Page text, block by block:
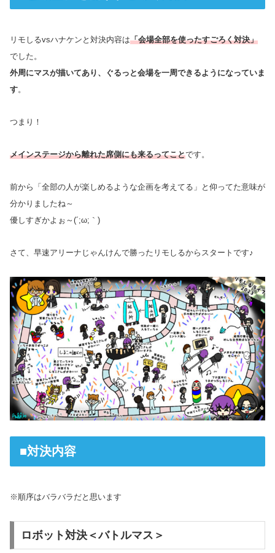
リモしるvsハナケンと対決内容は「会場全部を使ったすごろく対決」
でした。
外周にマスが描いてあり、ぐるっと会場を一周できるようになっていま
す。
つまり！
メインステージから離れた席側にも来るってことです。
前から「全部の人が楽しめるような企画を考えてる」と仰ってた意味が
分かりましたね～
優しすぎかよぉ～(´;ω;｀)
さて、早速アリーナじゃんけんで勝ったリモしるからスタートです♪
■対決内容
※順序はバラバラだと思います
ロボット対決＜バトルマス＞